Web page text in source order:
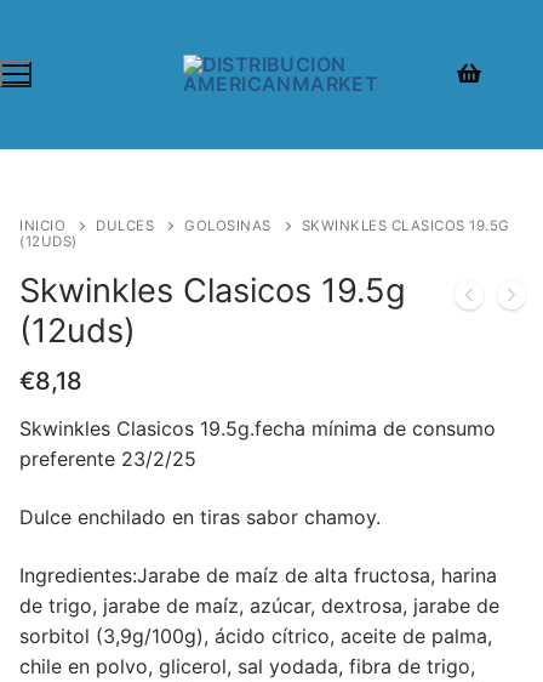
INICIO DULCES GOLOSINAS
SKWINKLES CLASICOS 19.5G
(12UDS)
Skwinkles Clasicos 19.5g
(12uds)
€8,18
Skwinkles Clasicos 19.5g.fecha mínima de consumo
preferente 23/2/25
Dulce enchilado en tiras sabor chamoy.
Ingredientes:Jarabe de maíz de alta fructosa, harina
de trigo, jarabe de maíz, azúcar, dextrosa, jarabe de
sorbitol (3,9g/100g), ácido cítrico, aceite de palma,
chile en polvo, glicerol, sal yodada, fibra de trigo,